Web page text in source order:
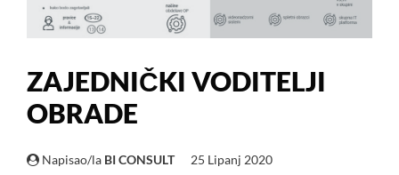
ZAJEDNIČKI VODITELJI
OBRADE
Napisao/la BI CONSULT 25 Lipanj 2020